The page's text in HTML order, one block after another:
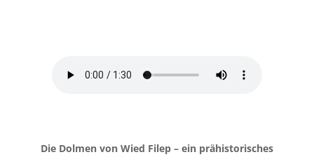
Die Dolmen von Wied Filep – ein prähistorisches